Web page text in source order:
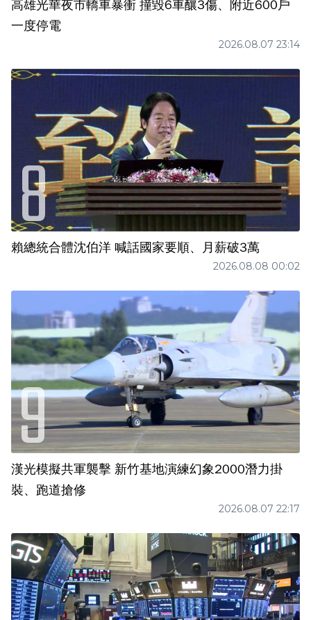
高雄光華夜市轎車暴衝 撞毀6車釀3傷、附近600戶
一度停電
2026.08.07 23:14
賴總統合體沈伯洋 喊話國家要順、月薪破3萬
2026.08.08 00:02
漢光模擬共軍襲擊 新竹基地演練幻象2000潛力掛
裝、跑道搶修
2026.08.07 22:17